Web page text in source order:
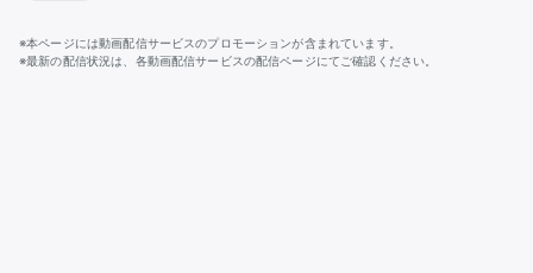
※本ページには動画配信サービスのプロモーションが含まれています。
※最新の配信状況は、各動画配信サービスの配信ページにてご確認ください。